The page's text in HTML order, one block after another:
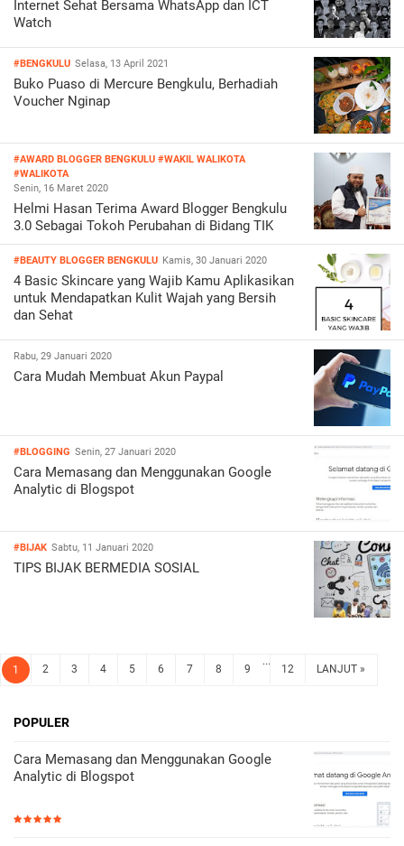
Internet Sehat Bersama WhatsApp dan ICT
Watch
#BENGKULU Selasa, 13 April 2021
Buko Puaso di Mercure Bengkulu, Berhadiah
Voucher Nginap
#AWARD BLOGGER BENGKULU #WAKIL WALIKOTA
#WALIKOTA
Senin, 16 Maret 2020
Helmi Hasan Terima Award Blogger Bengkulu
3.0 Sebagai Tokoh Perubahan di Bidang TIK
#BEAUTY BLOGGER BENGKULU Kamis, 30 Januari 2020
4 Basic Skincare yang Wajib Kamu Aplikasikan
untuk Mendapatkan Kulit Wajah yang Bersih
dan Sehat
Rabu, 29 Januari 2020
Cara Mudah Membuat Akun Paypal
#BLOGGING Senin, 27 Januari 2020
Cara Memasang dan Menggunakan Google
Analytic di Blogspot
#BIJAK Sabtu, 11 Januari 2020
TIPS BIJAK BERMEDIA SOSIAL
1 2 3 4 5 6 7 8 9
...
12 LANJUT »
POPULER
Cara Memasang dan Menggunakan Google
Analytic di Blogspot